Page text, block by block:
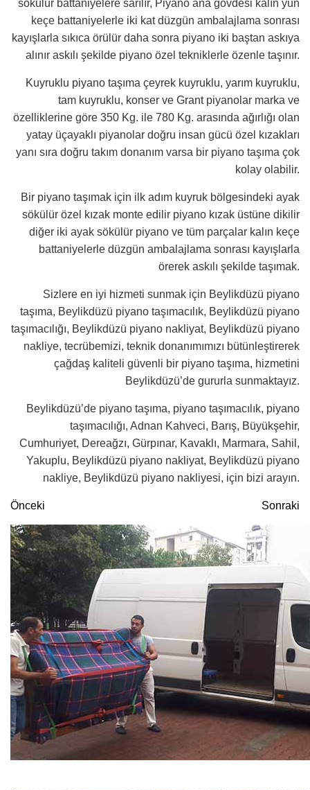
sökülür battaniyelere sarılır, Piyano ana gövdesi kalın yün
keçe battaniyelerle iki kat düzgün ambalajlama sonrası
kayışlarla sıkıca örülür daha sonra piyano iki baştan askıya
alınır askılı şekilde piyano özel tekniklerle özenle taşınır.
Kuyruklu piyano taşıma çeyrek kuyruklu, yarım kuyruklu,
tam kuyruklu, konser ve Grant piyanolar marka ve
özelliklerine göre 350 Kg. ile 780 Kg. arasında ağırlığı olan
yatay üçayaklı piyanolar doğru insan gücü özel kızakları
yanı sıra doğru takım donanım varsa bir piyano taşıma çok
kolay olabilir.
Bir piyano taşımak için ilk adım kuyruk bölgesindeki ayak
sökülür özel kızak monte edilir piyano kızak üstüne dikilir
diğer iki ayak sökülür piyano ve tüm parçalar kalın keçe
battaniyelerle düzgün ambalajlama sonrası kayışlarla
örerek askılı şekilde taşımak.
Sizlere en iyi hizmeti sunmak için Beylikdüzü piyano
taşıma, Beylikdüzü piyano taşımacılık, Beylikdüzü piyano
taşımacılığı, Beylikdüzü piyano nakliyat, Beylikdüzü piyano
nakliye, tecrübemizi, teknik donanımımızı bütünleştirerek
çağdaş kaliteli güvenli bir piyano taşıma, hizmetini
Beylikdüzü’de gururla sunmaktayız.
Beylikdüzü’de piyano taşıma, piyano taşımacılık, piyano
taşımacılığı, Adnan Kahveci, Barış, Büyükşehir,
Cumhuriyet, Dereağzı, Gürpınar, Kavaklı, Marmara, Sahil,
Yakuplu, Beylikdüzü piyano nakliyat, Beylikdüzü piyano
nakliye, Beylikdüzü piyano nakliyesi, için bizi arayın.
Önceki Sonraki